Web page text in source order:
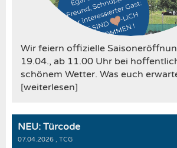
Wir feiern offizielle
19.04., ab 11.00 Uhr bei
schönem Wetter. Was euch
[weiterlesen]
NEU: Türcode
07.04.2026 , TCG